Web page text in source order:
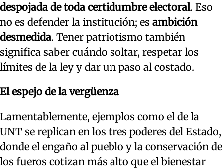
despojada de toda certidumbre electoral. Eso
no es defender la institución; es ambición
desmedida. Tener patriotismo también
significa saber cuándo soltar, respetar los
límites de la ley y dar un paso al costado.
El espejo de la vergüenza
Lamentablemente, ejemplos como el de la
UNT se replican en los tres poderes del Estado,
donde el engaño al pueblo y la conservación de
los fueros cotizan más alto que el bienestar